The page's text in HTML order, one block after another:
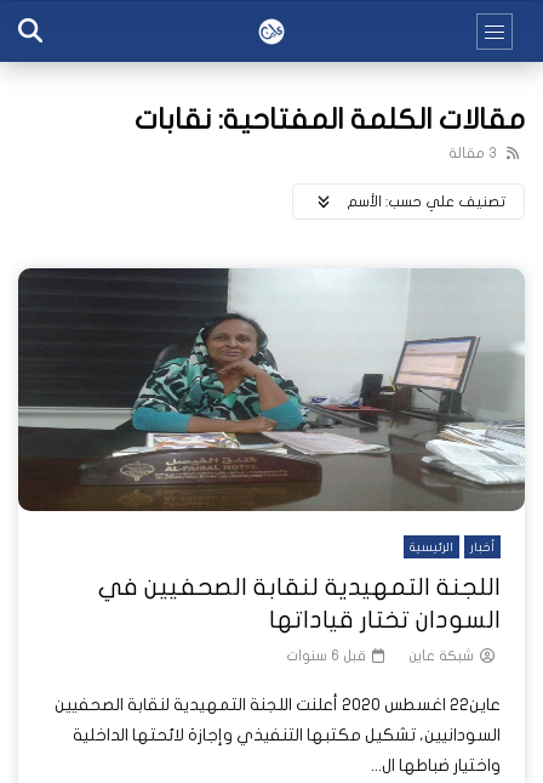
مقالات الكلمة المفتاحية: نقابات
3 مقالة
تصنيف علي حسب: اﻷسم
أخبار الرئيسية
اللجنة التمهيدية لنقابة الصحفيين في
السودان تختار قياداتها
شبكة عاين قبل 6 سنوات
عاين22 اغسطس 2020 أعلنت اللجنة التمهيدية لنقابة الصحفيين
السودانيين، تشكيل مكتبها التنفيذي وإجازة لائحتها الداخلية
واختيار ضباطها ال...